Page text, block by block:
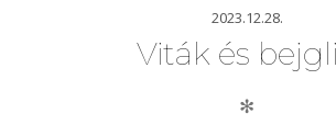
2023.12.28.
Viták és
✻